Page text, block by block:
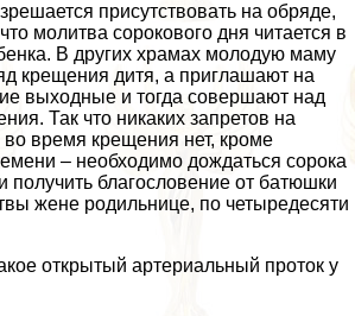
присутствовать на обряде,
молитва сорокового дня читается в
В других храмах молодую маму
крещения дитя, а приглашают на
выходные и тогда совершают над
Так что никаких запретов на
время крещения нет, кроме
– необходимо дождаться сорока
получить благословение от батюшки
жене родильнице, по четыредесяти
открытый артериальный проток у